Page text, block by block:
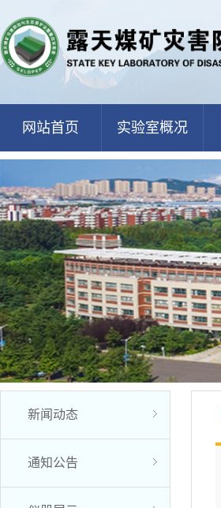
网站首页 实验室概况
新闻动态
通知公告